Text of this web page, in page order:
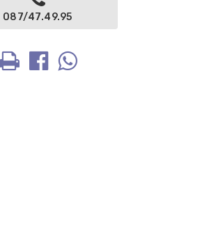
087/47.49.95